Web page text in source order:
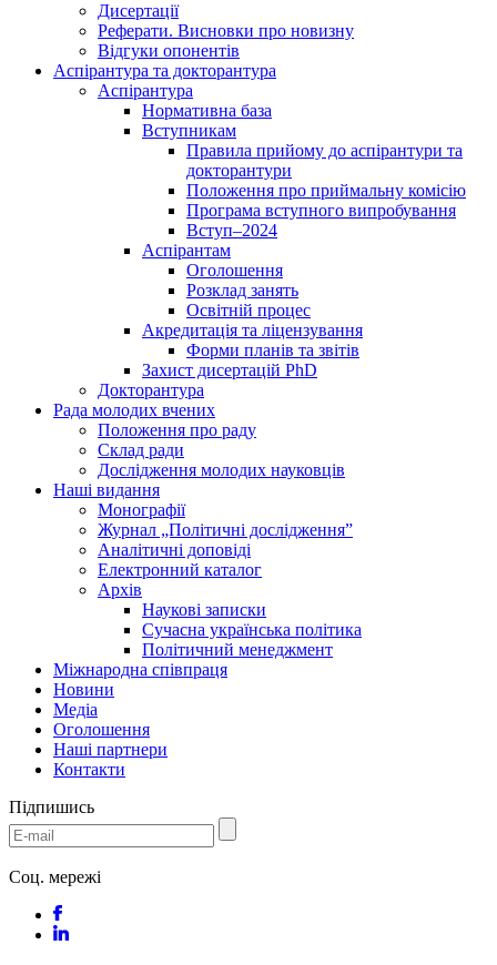
Дисертації
Реферати. Висновки про новизну
Відгуки опонентів
Аспірантура та докторантура
Аспірантура
Нормативна база
Вступникам
Правила прийому до аспірантури та
докторантури
Положення про приймальну комісію
Програма вступного випробування
Вступ–2024
Аспірантам
Оголошення
Розклад занять
Освітній процес
Акредитація та ліцензування
Форми планів та звітів
Захист дисертацій PhD
Докторантура
Рада молодих вчених
Положення про раду
Склад ради
Дослідження молодих науковців
Наші видання
Монографії
Журнал „Політичні дослідження”
Аналітичні доповіді
Електронний каталог
Архів
Наукові записки
Сучасна українська політика
Політичний менеджмент
Міжнародна співпраця
Новини
Медіa
Оголошення
Наші партнери
Контакти
Підпишись
Соц. мережі